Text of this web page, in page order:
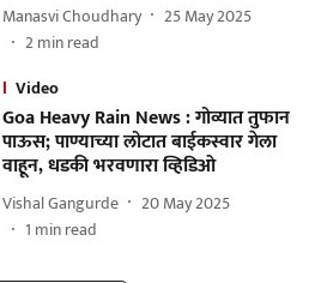
Manasvi Choudhary
25 May 2025
2min read
Video
Goa Heavy Rain News : गोव्यात तुफान
पाऊस; पाण्याच्या लोटात बाईकस्वार गेला
वाहून, धडकी भरवणारा व्हिडिओ
Vishal Gangurde
20 May 2025
1 min read